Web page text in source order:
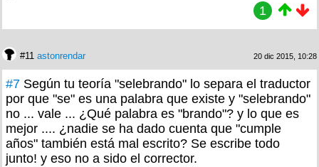
1
#11 astonrendar 20 dic 2015, 10:28
#7 Según tu teoría "selebrando" lo separa el traductor
por que "se" es una palabra que existe y "selebrando"
no ... vale ... ¿Qué palabra es "brando"? y lo que es
mejor .... ¿nadie se ha dado cuenta que "cumple
años" también está mal escrito? Se escribe todo
junto! y eso no a sido el corrector.